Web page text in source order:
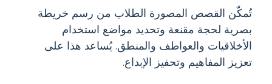
تُمكّن القصص المصورة الطلاب من رسم خريطة
بصرية لحجة مقنعة وتحديد مواضع استخدام
الأخلاقيات والعواطف والمنطق. يُساعد هذا على
تعزيز المفاهيم وتحفيز الإبداع.